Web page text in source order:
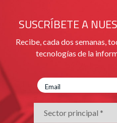
SUSCRÍBETE A
Recibe, cada dos semanas,
tecnologías de la